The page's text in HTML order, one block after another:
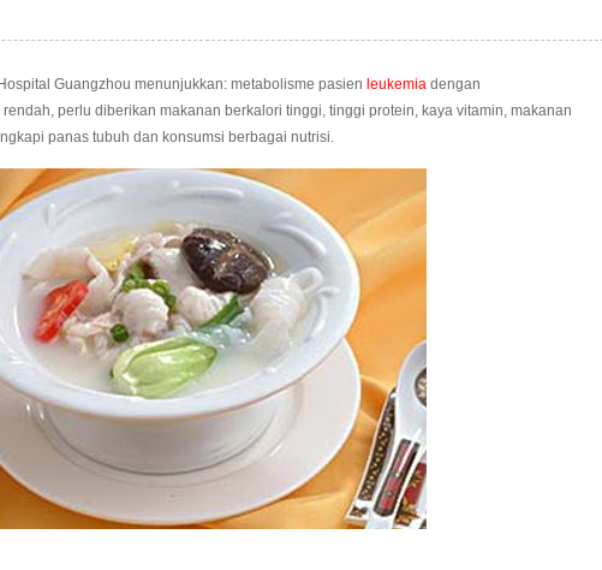
Guangzhou menunjukkan: metabolisme pasien leukemia dengan
perlu diberikan makanan berkalori tinggi, tinggi protein, kaya vitamin, makanan
panas tubuh dan konsumsi berbagai nutrisi.